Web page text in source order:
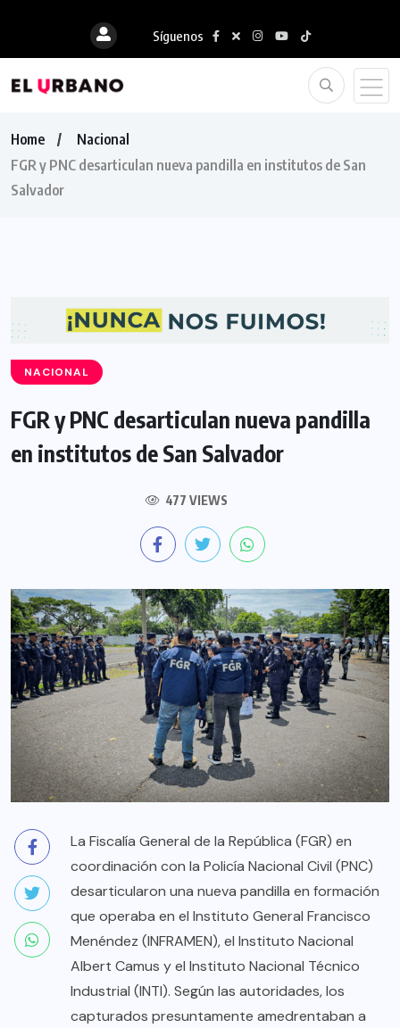
Síguenos
Home
Nacional
FGR y PNC desarticulan nueva pandilla en institutos de San
Salvador
NACIONAL
FGR y PNC desarticulan nueva pandilla
en institutos de San Salvador
477 VIEWS
La Fiscalía General de la República (FGR) en
coordinación con la Policía Nacional Civil (PNC)
desarticularon una nueva pandilla en formación
que operaba en el Instituto General Francisco
Menéndez (INFRAMEN), el Instituto Nacional
Albert Camus y el Instituto Nacional Técnico
Industrial (INTI). Según las autoridades, los
capturados presuntamente amedrentaban a